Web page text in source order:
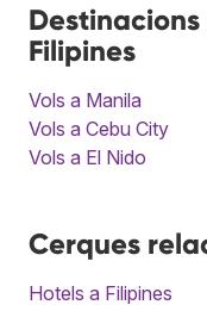
Filipines
Vols a Manila
Vols a Cebu City
Vols a El Nido
Cerques
Hotels a Filipines